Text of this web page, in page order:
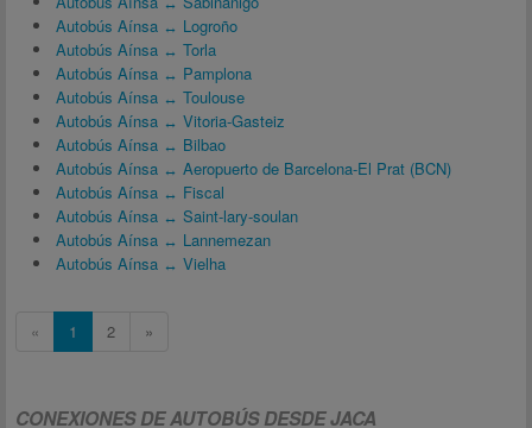
Autobús Aínsa ↔ Logroño
Autobús Aínsa ↔ Torla
Autobús Aínsa ↔ Pamplona
Autobús Aínsa ↔ Toulouse
Autobús Aínsa ↔ Vitoria-Gasteiz
Autobús Aínsa ↔ Bilbao
Autobús Aínsa ↔ Aeropuerto de Barcelona-El Prat (BCN)
Autobús Aínsa ↔ Fiscal
Autobús Aínsa ↔ Saint-lary-soulan
Autobús Aínsa ↔ Lannemezan
Autobús Aínsa ↔ Vielha
« 1 2 »
CONEXIONES DE AUTOBÚS DESDE JACA